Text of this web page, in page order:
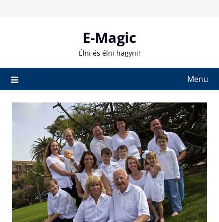
E-Magic
Élni és élni hagyni!
Menu